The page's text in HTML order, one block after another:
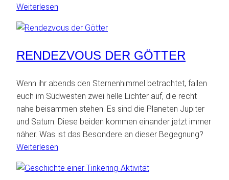
Weiterlesen
Materie
Weltraum
Teil
1
RENDEZVOUS DER GÖTTER
Wenn ihr abends den Sternenhimmel betrachtet, fallen
euch im Südwesten zwei helle Lichter auf, die recht
nahe beisammen stehen. Es sind die Planeten Jupiter
und Saturn. Diese beiden kommen einander jetzt immer
näher. Was ist das Besondere an dieser Begegnung?
Weiterlesen
der